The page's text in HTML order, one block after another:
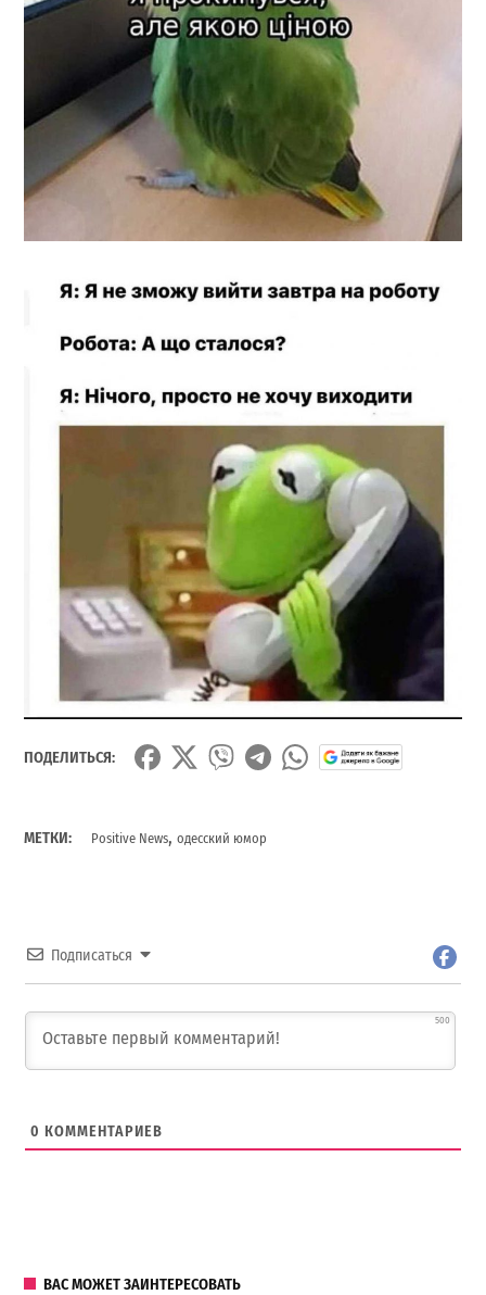
ПОДЕЛИТЬСЯ:
МЕТКИ: Positive News,одесский юмор
Подписаться
500
0 КОММЕНТАРИЕВ
ВАС МОЖЕТ ЗАИНТЕРЕСОВАТЬ